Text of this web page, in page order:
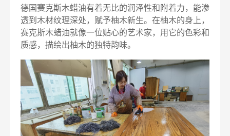
德国赛克斯木蜡油有着无比的润泽性和附着力，能渗
透到木材纹理深处，赋予柚木新生。在柚木的身上，
赛克斯木蜡油就像一位贴心的艺术家，用它的色彩和
质感，描绘出柚木的独特韵味。